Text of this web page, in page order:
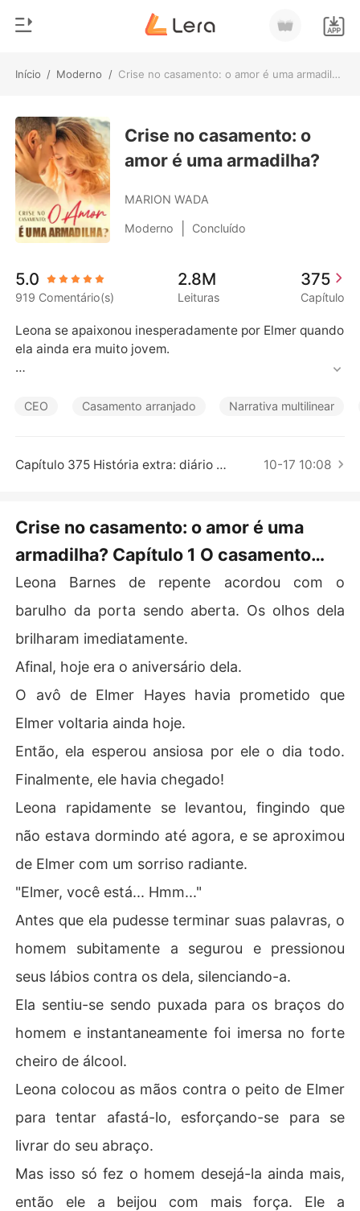
Início / Moderno / Crise no casamento: o amor é uma armadilha?
0
Loja
Histórico
Sair
Baixar App
Gênero
Moderno
Lobisomem
Contos
Bilionários
Crise no casamento: o
amor é uma armadilha?
MARION WADA
Moderno Concluído
5.0
919 Comentário(s)
2.8M
Leituras
375
Capítulo
Leona se apaixonou inesperadamente por Elmer quando
ela ainda era muito jovem.
mente sua família e Elmer.
dade, pois não podia esperar para se casar com o home
vidente desgosto. "Você me dá nojo."
ando ao seu redor. Sorrindo amargamente, ela disse: "N
ão vou desistir de você enquanto eu viver."
Após esse encontro, Leona desapareceu sem deixar ve
stígios, ninguém sabia se ela estava viva ou morta.
Nos sonhos de Elmer, ele frequentemente ouvia a voz d
e Leona dizendo: "Se eu nunca tivesse te amado..."
Cinco anos depois, Leona voltou, com um menino ao se
u lado...
CEO Casamento arranjado Narrativa multilinear
Capítulo 375 História extra: diário de Marcel 10-17 10:08
Crise no casamento: o amor é uma
armadilha? Capítulo 1 O casamento
decepcionante
Leona Barnes de repente acordou com o
barulho da porta sendo aberta. Os olhos dela
brilharam imediatamente.
Afinal, hoje era o aniversário dela.
O avô de Elmer Hayes havia prometido que
Elmer voltaria ainda hoje.
Então, ela esperou ansiosa por ele o dia todo.
Finalmente, ele havia chegado!
Leona rapidamente se levantou, fingindo que
não estava dormindo até agora, e se aproximou
de Elmer com um sorriso radiante.
"Elmer, você está... Hmm..."
Antes que ela pudesse terminar suas palavras, o
homem subitamente a segurou e pressionou
seus lábios contra os dela, silenciando-a.
Ela sentiu-se sendo puxada para os braços do
homem e instantaneamente foi imersa no forte
cheiro de álcool.
Leona colocou as mãos contra o peito de Elmer
para tentar afastá-lo, esforçando-se para se
livrar do seu abraço.
Mas isso só fez o homem desejá-la ainda mais,
então ele a beijou com mais força. Ele a